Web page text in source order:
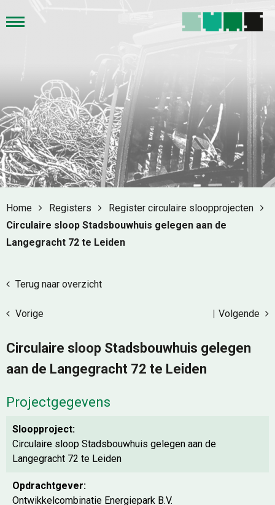
Home Registers
Register circulaire sloopprojecten
Circulaire sloop Stadsbouwhuis gelegen aan de
Langegracht 72 te Leiden
Terug naar overzicht
Volgende
|
Vorige
Circulaire sloop Stadsbouwhuis gelegen
aan de Langegracht 72 te Leiden
Projectgegevens
Sloopproject:
Circulaire sloop Stadsbouwhuis gelegen aan de
Langegracht 72 te Leiden
Opdrachtgever:
Ontwikkelcombinatie Energiepark B.V.